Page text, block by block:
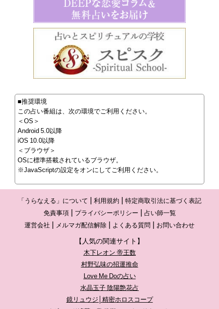
■推奨環境
この占い番組は、次の環境でご利用ください。
＜OS＞
Android 5.0以降
iOS 10.0以降
＜ブラウザ＞
OSに標準搭載されているブラウザ。
※JavaScriptの設定をオンにしてご利用ください。
「うらなえる」について 利用規約
特定商取引法に基づく表記
免責事項
プライバシーポリシー
占い師一覧
運営会社
メルマガ配信解除 よくある質問 お問い合わせ
【人気の関連サイト】
木下レオン 帝王数
村野弘味の招運推命
Love Me Doの占い
水晶玉子 陰陽艶花占
鏡リュウジ│精密ホロスコープ